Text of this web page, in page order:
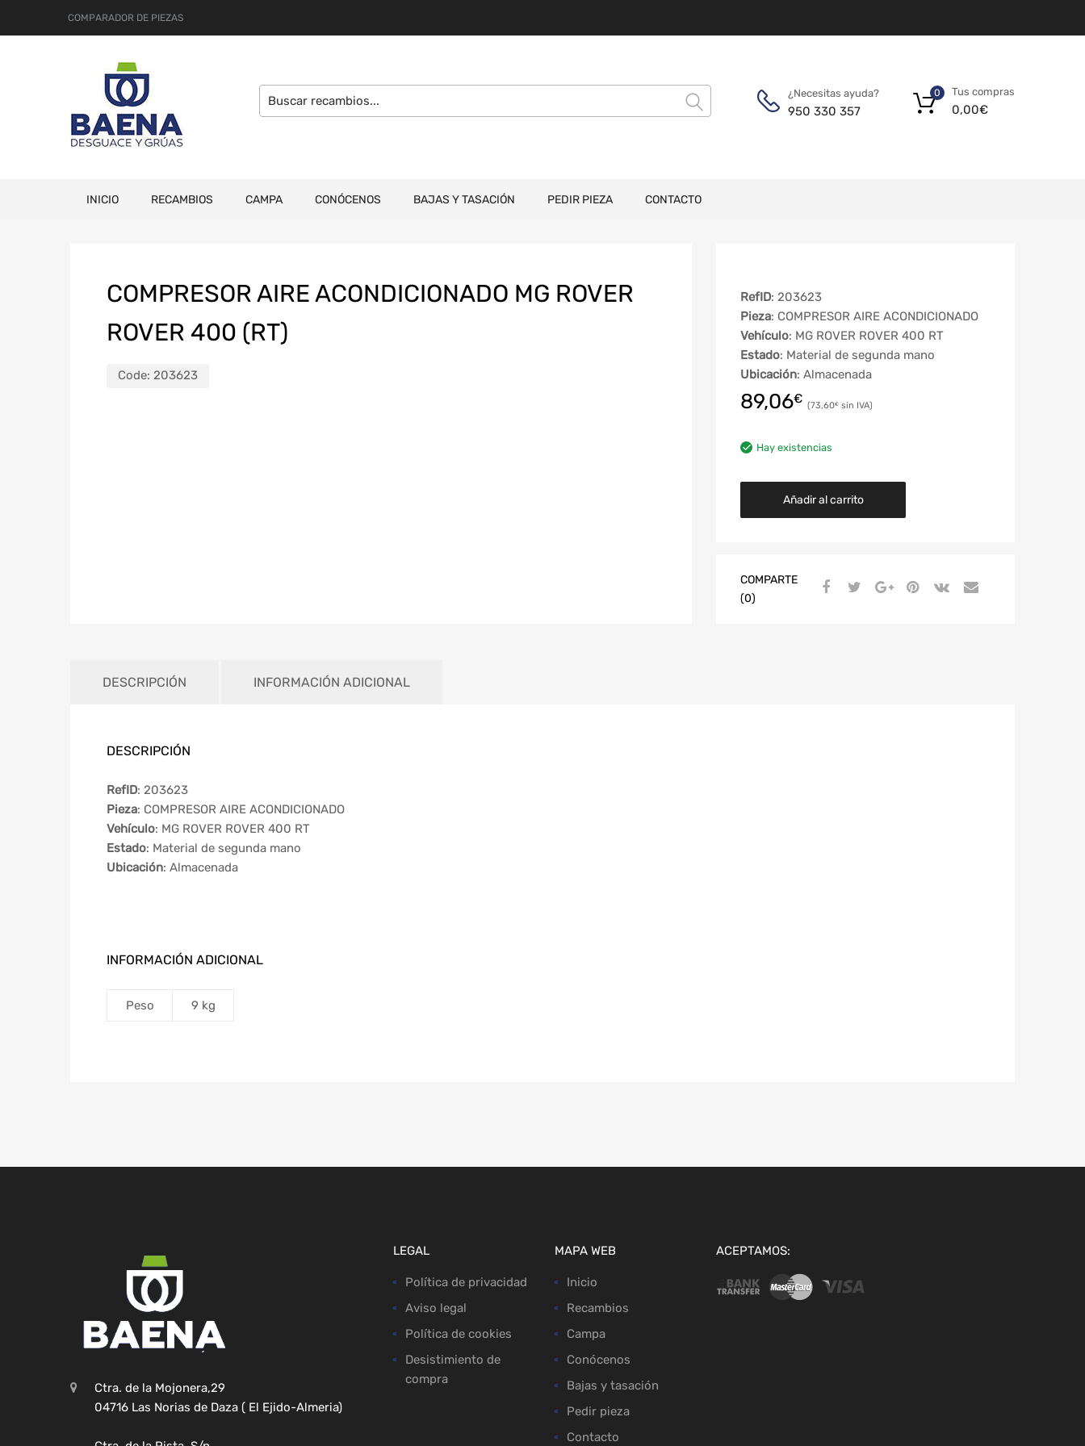
COMPARADOR DE PIEZAS
¿Necesitas ayuda?
950 330 357
Tus compras
0,00€
0
INICIO RECAMBIOS CAMPA CONÓCENOS BAJAS Y TASACIÓN PEDIR PIEZA CONTACTO
COMPRESOR AIRE ACONDICIONADO MG ROVER
ROVER 400 (RT)
Code: 203623
RefID: 203623
Pieza: COMPRESOR AIRE ACONDICIONADO
Vehículo: MG ROVER ROVER 400 RT
Estado: Material de segunda mano
Ubicación: Almacenada
89,06€ 73,60€
Hay existencias
Añadir al carrito
COMPARTE
(0)
DESCRIPCIÓN INFORMACIÓN ADICIONAL
DESCRIPCIÓN
RefID: 203623
Pieza: COMPRESOR AIRE ACONDICIONADO
Vehículo: MG ROVER ROVER 400 RT
Estado: Material de segunda mano
Ubicación: Almacenada
INFORMACIÓN ADICIONAL
Peso 9 kg
Ctra. de la Mojonera,29
04716 Las Norias de Daza ( El Ejido-Almeria)
LEGAL
Política de privacidad
Aviso legal
Política de cookies
Desistimiento de
compra
MAPA WEB
Inicio
Recambios
Campa
Conócenos
Bajas y tasación
Pedir pieza
Contacto
ACEPTAMOS: